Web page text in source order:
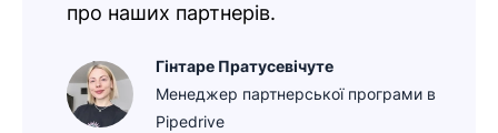
про наших партнерів.
Гінтаре Пратусевічуте
Менеджер партнерської програми в
Pipedrive